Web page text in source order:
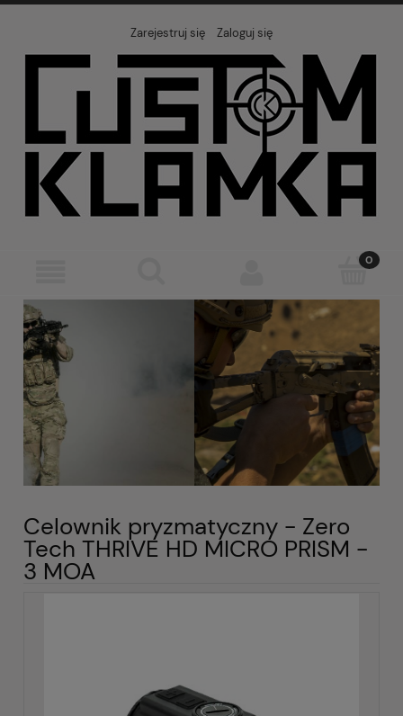
Zarejestruj się Zaloguj się
Celownik pryzmatyczny - Zero
Tech THRIVE HD MICRO PRISM -
3 MOA